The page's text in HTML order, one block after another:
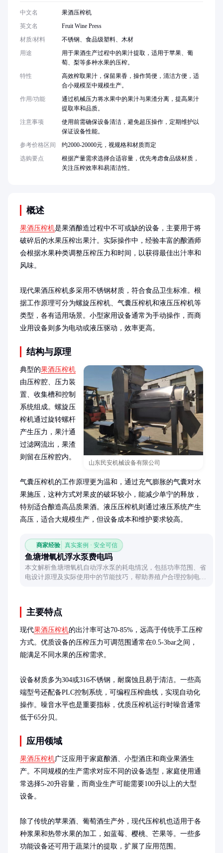
概述
果酒压榨机是果酒酿造过程中不可或缺的设备，主要用于将
破碎后的水果压榨出果汁。实际操作中，经验丰富的酿酒师
会根据水果种类调整压榨压力和时间，以获得最佳出汁率和
风味。
现代果酒压榨机多采用不锈钢材质，符合食品卫生标准。根
据工作原理可分为螺旋压榨机、气囊压榨机和液压压榨机等
类型，各有适用场景。小型家用设备通常为手动操作，而商
业用设备则多为电动或液压驱动，效率更高。
结构与原理
山东民安机械设备有限公司
典型的果酒压榨机
由压榨腔、压力装
置、收集槽和控制
系统组成。螺旋压
榨机通过旋转螺杆
产生压力，果汁通
过滤网流出，果渣
则留在压榨腔内。
气囊压榨机的工作原理更为温和，通过充气膨胀的气囊对水
果施压，这种方式对果皮的破坏较小，能减少单宁的释放，
特别适合酿造高品质果酒。液压压榨机则通过液压系统产生
高压，适合大规模生产，但设备成本和维护要求较高。
商家经验 真实案例 · 安全可信
鱼塘增氧机浮水泵费电吗
本文解析鱼塘增氧机自动浮水泵的耗电情况，包括功率范围、省
电设计原理及实际使用中的节能技巧，帮助养殖户合理控制电费
主要特点
现代果酒压榨机的出汁率可达70-85%，远高于传统手工压榨
方式。优质设备的压榨压力可调范围通常在0.5-3bar之间，
能满足不同水果的压榨需求。
设备材质多为304或316不锈钢，耐腐蚀且易于清洁。一些高
端型号还配备PLC控制系统，可编程压榨曲线，实现自动化
操作。噪音水平也是重要指标，优质压榨机运行时噪音通常
低于65分贝。
应用领域
果酒压榨机广泛应用于家庭酿酒、小型酒庄和商业果酒生
产。不同规模的生产需求对应不同的设备选型，家庭使用通
常选择5-20升容量，而商业生产可能需要100升以上的大型
设备。
除了传统的苹果酒、葡萄酒生产外，现代压榨机也适用于各
种浆果和热带水果的加工，如蓝莓、樱桃、芒果等。一些多
功能设备还可用于蔬菜汁的提取，扩展了应用范围。
中文名
果酒压榨机
英文名
Fruit Wine Press
材质/材料
不锈钢、食品级塑料、木材
用途
用于果酒生产过程中的果汁提取，适用于苹果、葡
萄、梨等多种水果的压榨。
特性
高效榨取果汁，保留果香，操作简便，清洁方便，适
合小规模至中规模生产。
作用/功能
通过机械压力将水果中的果汁与果渣分离，提高果汁
提取率和品质。
注意事项
使用前需确保设备清洁，避免超压操作，定期维护以
保证设备性能。
参考价格区间
约2000-20000元，视规格和材质而定
选购要点
根据产量需求选择合适容量，优先考虑食品级材质，
关注压榨效率和易清洁性。